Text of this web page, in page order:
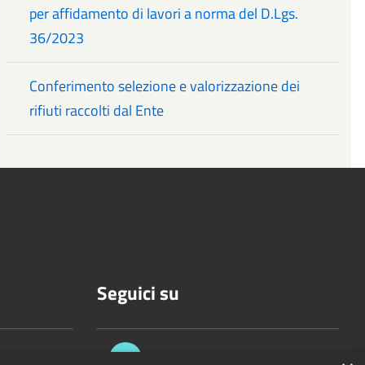
per affidamento di lavori a norma del D.Lgs.
36/2023
Conferimento selezione e valorizzazione dei
rifiuti raccolti dal Ente
Seguici su